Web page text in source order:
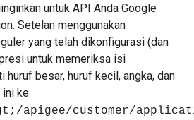
untuk API Anda Google
Setelan menggunakan
yang telah dikonfigurasi (dan
untuk memeriksa isi
besar, huruf kecil, angka, dan
ini ke
apigee/customer/